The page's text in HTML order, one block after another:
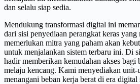
dan selalu siap sedia.
Mendukung transformasi digital ini
dari sisi penyediaan perangkat keras yang
memerlukan mitra yang paham akan
untuk menjalankan sistem terbaru ini. Di
hadir memberikan kemudahan akses bagi
melaju kencang. Kami menyediakan
menangani beban kerja berat di era digital